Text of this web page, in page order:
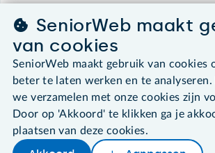
©2026 SeniorWeb
Disclaimer
Privacybeleid
About SeniorWeb
SeniorWeb maakt
van cookies
SeniorWeb maakt gebruik van cookies
beter te laten werken en te analyseren.
we verzamelen met onze cookies zijn
Door op 'Akkoord' te klikken ga je
plaatsen van deze cookies.